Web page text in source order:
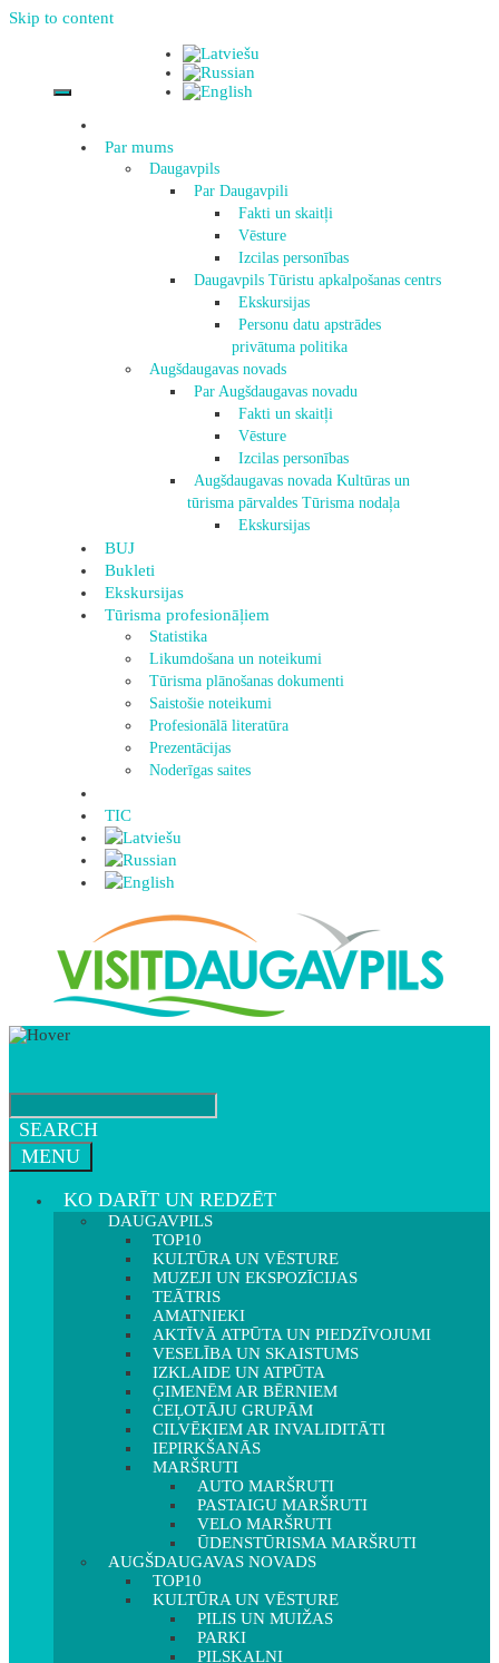
Skip to content
Par mums
Daugavpils
Par Daugavpili
Fakti un skaitļi
Vēsture
Izcilas personības
Daugavpils Tūristu apkalpošanas centrs
Ekskursijas
Personu datu apstrādes
privātuma politika
Augšdaugavas novads
Par Augšdaugavas novadu
Fakti un skaitļi
Vēsture
Izcilas personības
Augšdaugavas novada Kultūras un
tūrisma pārvaldes Tūrisma nodaļa
Ekskursijas
BUJ
Bukleti
Ekskursijas
Tūrisma profesionāļiem
Statistika
Likumdošana un noteikumi
Tūrisma plānošanas dokumenti
Saistošie noteikumi
Profesionālā literatūra
Prezentācijas
Noderīgas saites
TIC
SEARCH
MENU
KO DARĪT UN REDZĒT
DAUGAVPILS
TOP10
KULTŪRA UN VĒSTURE
MUZEJI UN EKSPOZĪCIJAS
TEĀTRIS
AMATNIEKI
AKTĪVĀ ATPŪTA UN PIEDZĪVOJUMI
VESELĪBA UN SKAISTUMS
IZKLAIDE UN ATPŪTA
ĢIMENĒM AR BĒRNIEM
CEĻOTĀJU GRUPĀM
CILVĒKIEM AR INVALIDITĀTI
IEPIRKŠANĀS
MARŠRUTI
AUTO MARŠRUTI
PASTAIGU MARŠRUTI
VELO MARŠRUTI
ŪDENSTŪRISMA MARŠRUTI
AUGŠDAUGAVAS NOVADS
TOP10
KULTŪRA UN VĒSTURE
PILIS UN MUIŽAS
PARKI
PILSKALNI